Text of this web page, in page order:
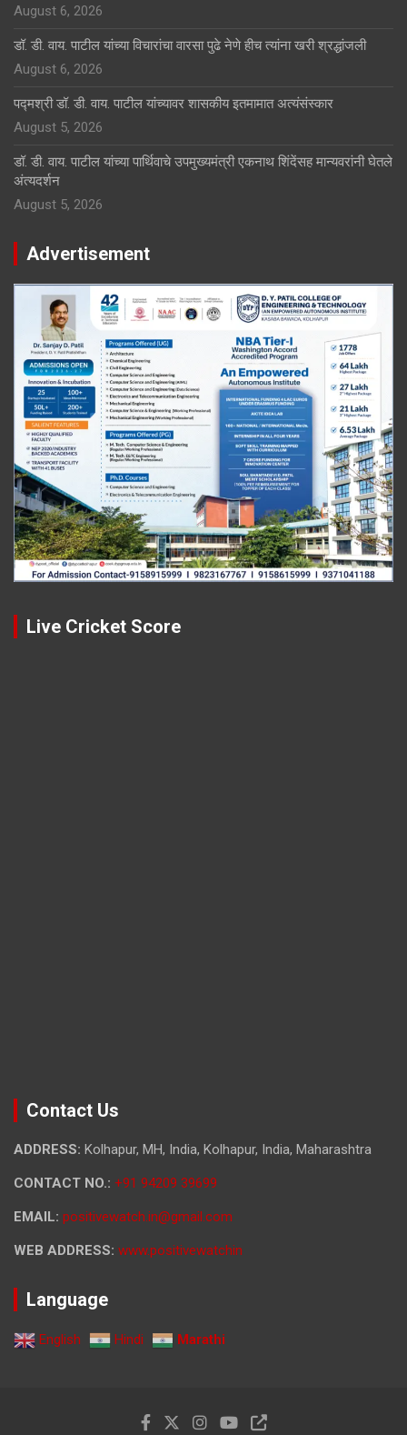
August 6, 2026
डॉ. डी. वाय. पाटील यांच्या विचारांचा वारसा पुढे नेणे हीच त्यांना खरी श्रद्धांजली
August 6, 2026
पद्मश्री डॉ. डी. वाय. पाटील यांच्यावर शासकीय इतमामात अत्यंसंस्कार
August 5, 2026
डॉ. डी. वाय. पाटील यांच्या पार्थिवाचे उपमुख्यमंत्री एकनाथ शिंदेंसह मान्यवरांनी घेतले
अंत्यदर्शन
August 5, 2026
Advertisement
Live Cricket Score
Contact Us
ADDRESS: Kolhapur, MH, India, Kolhapur, India, Maharashtra
CONTACT NO.: +91 94209 39699
EMAIL: positivewatch.in@gmail.com
WEB ADDRESS: www.positivewatchin
Language
English Hindi Marathi